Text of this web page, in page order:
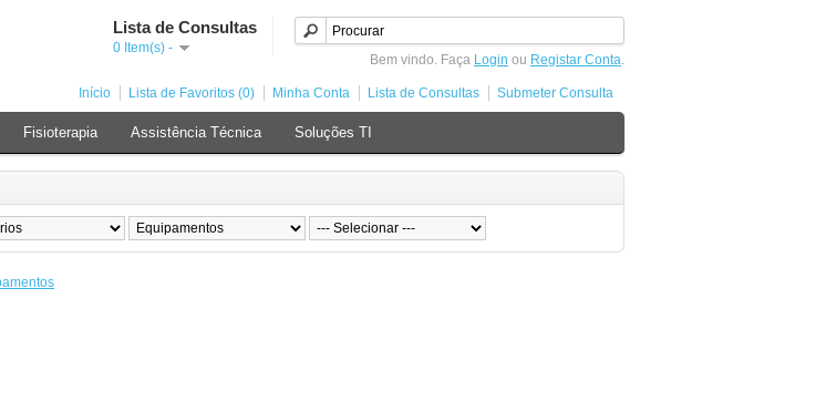
Lista de Consultas
0 Item(s) -
Bem vindo. Faça Login ou Registar Conta.
Início Lista de Favoritos (0) Minha Conta Lista de Consultas Submeter Consulta
Fisioterapia Assistência Técnica Soluções TI